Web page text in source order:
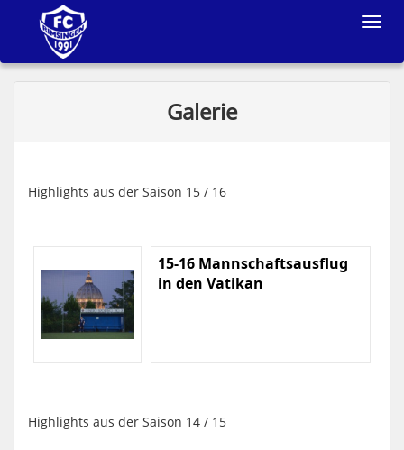
Toggle
Galerie
Highlights aus der Saison 15 / 16
15-16 Mannschaftsausflug
in den Vatikan
Highlights aus der Saison 14 / 15